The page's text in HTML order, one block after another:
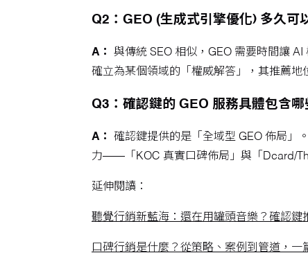
Q2：GEO (生成式引擎優化) 多久可
A：
與傳統 SEO 相似，GEO 需要時間讓
確立為某個領域的「權威解答」，其推薦地
Q3：確認鍵的 GEO 服務具體包含哪
A：
確認鍵提供的是「全域型 GEO 佈局」
力——「KOC 真實口碑佈局」與「Dcard/
延伸閱讀：
聽覺行銷新藍海：還在用罐頭音樂？確認
口碑行銷是什麼？從策略、案例到管道，一